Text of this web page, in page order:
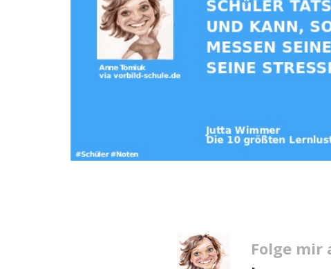
Folge mir